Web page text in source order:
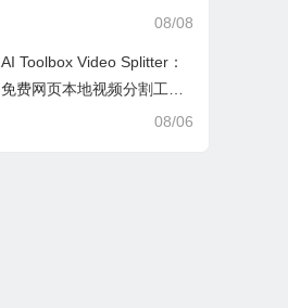
08/08
AI Toolbox Video Splitter：
免费网页本地视频分割工
具，多模式裁切高清视频且
08/06